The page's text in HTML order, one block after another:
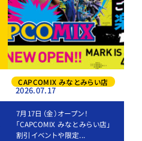
CAPCOMIX みなとみらい店
2026.07.17
7月17日（金）オープン！
「CAPCOMIX みなとみらい店」
割引イベントや限定...